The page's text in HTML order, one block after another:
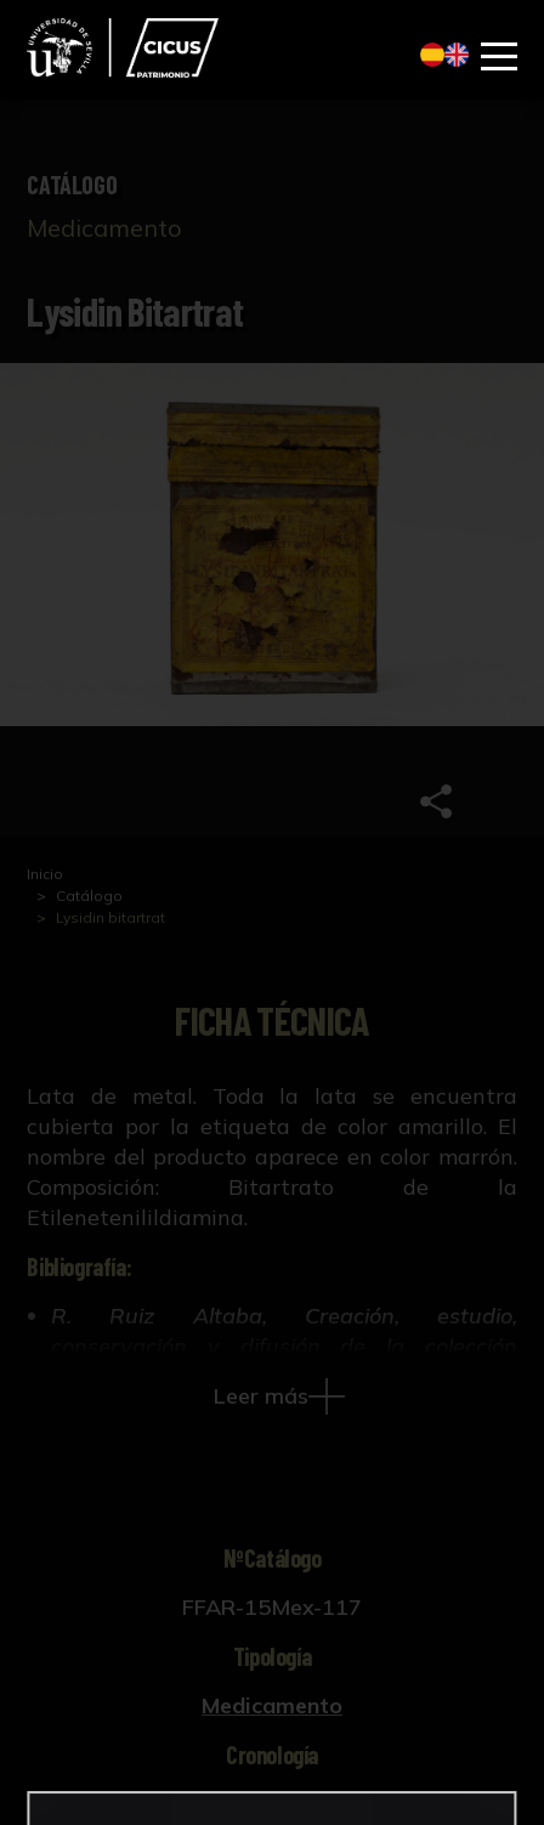
CATÁLOGO
Medicamento
Lysidin Bitartrat
Inicio
Catálogo
Lysidin bitartrat
FICHA TÉCNICA
Lata de metal. Toda la lata se encuentra
cubierta por la etiqueta de color amarillo. El
nombre del producto aparece en color marrón.
Composición: Bitartrato de la
Etilenetenilildiamina.
Bibliografía:
R. Ruiz Altaba, Creación, estudio,
histórico-científica de la Facultad de
Farmacia de Sevilla (Tesis doctoral inédita,
Leer más
NºCatálogo
FFAR-15Mex-117
Tipología
Medicamento
Cronología